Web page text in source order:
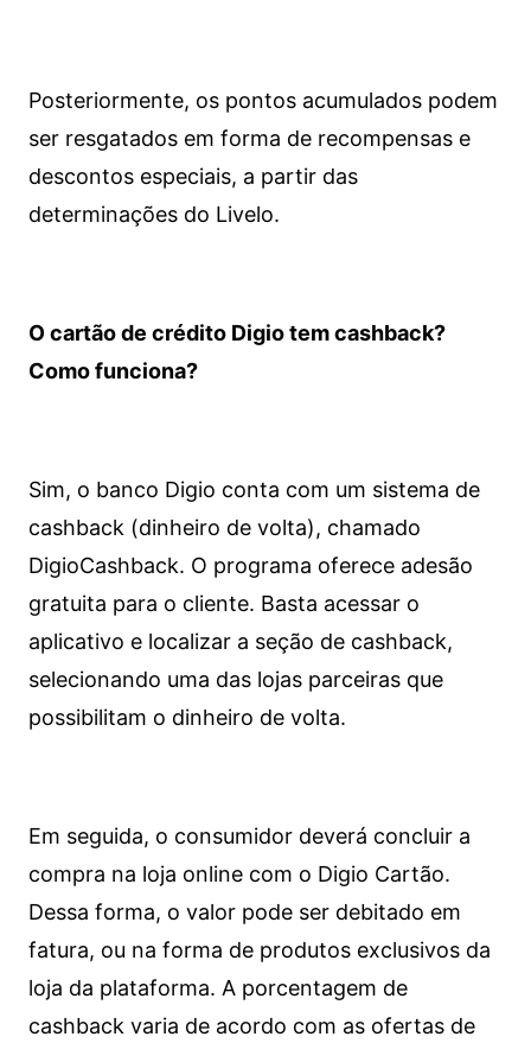
Posteriormente, os pontos acumulados podem
ser resgatados em forma de recompensas e
descontos especiais, a partir das
determinações do Livelo.
O cartão de crédito Digio tem cashback?
Como funciona?
Sim, o banco Digio conta com um sistema de
cashback (dinheiro de volta), chamado
DigioCashback. O programa oferece adesão
gratuita para o cliente. Basta acessar o
aplicativo e localizar a seção de cashback,
selecionando uma das lojas parceiras que
possibilitam o dinheiro de volta.
Em seguida, o consumidor deverá concluir a
compra na loja online com o Digio Cartão.
Dessa forma, o valor pode ser debitado em
fatura, ou na forma de produtos exclusivos da
loja da plataforma. A porcentagem de
cashback varia de acordo com as ofertas de